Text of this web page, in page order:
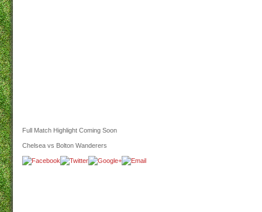
Full Match Highlight Coming Soon
Chelsea vs Bolton Wanderers